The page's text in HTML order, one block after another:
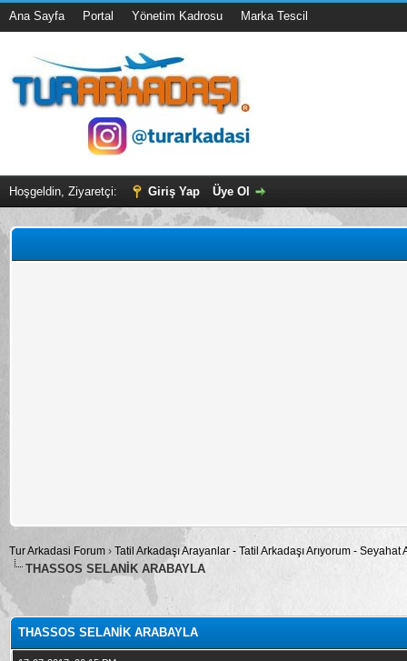
Ana Sayfa Portal Yönetim Kadrosu Marka Tescil
Hoşgeldin, Ziyaretçi: Giriş Yap Üye Ol
Tur Arkadasi Forum › Tatil Arkadaşı Arayanlar - Tatil Arkadaşı Arıyorum -
THASSOS SELANİK ARABAYLA
4
THASSOS SELANİK ARABAYLA